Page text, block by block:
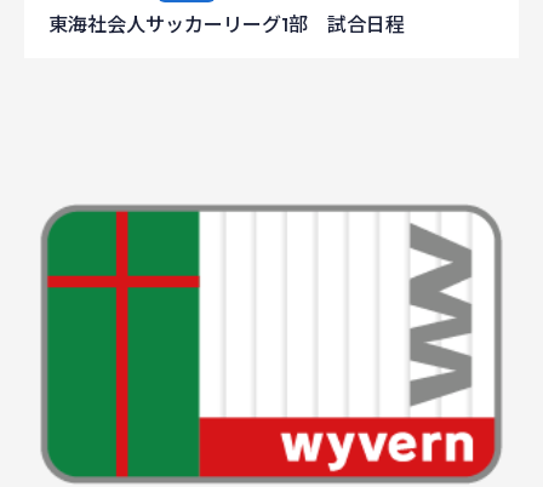
東海社会人サッカーリーグ1部 試合日程